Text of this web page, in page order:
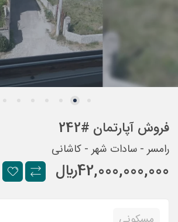
فروش آپارتمان #242
رامسر - سادات شهر - كاشانی
42,000,000,000ريال